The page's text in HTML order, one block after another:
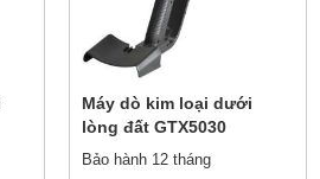
Máy dò kim loại dưới
lòng đất GTX5030
Bảo hành 12 tháng